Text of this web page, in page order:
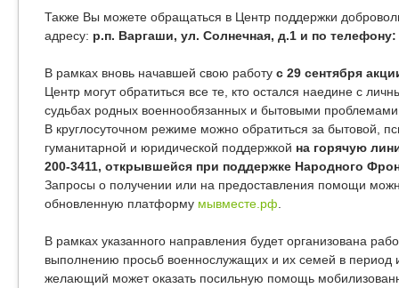
Также Вы можете обращаться в Центр поддержки
адресу: р.п. Варгаши, ул. Солнечная, д.1 и по телефону:
В рамках вновь начавшей свою работу с 29 сентября
Центр могут обратиться все те, кто остался наедине с
судьбах родных военнообязанных и бытовыми
В круглосуточном режиме можно обратиться за бытовой,
гуманитарной и юридической поддержкой на горячую
200-3411, открывшейся при поддержке Народного
Запросы о получении или на предоставления помощи
обновленную платформу мывместе.рф
В рамках указанного направления будет организована
выполнению просьб военнослужащих и их семей в период
желающий может оказать посильную помощь